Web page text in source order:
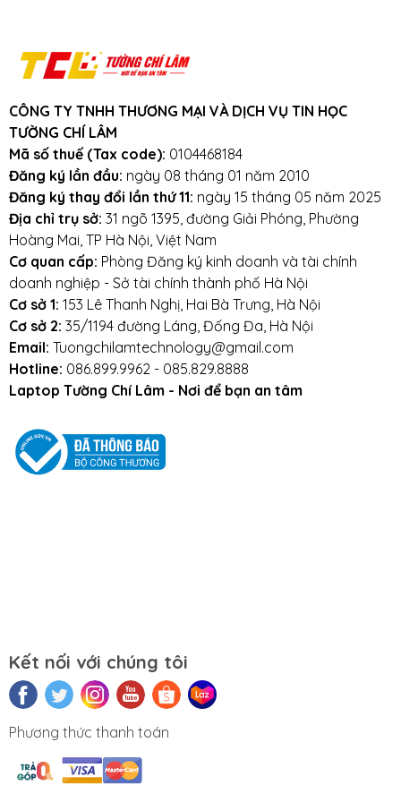
pin chết, pin k sạc được
Khuyến mãi: Hỗ trợ phí ship cho đơn
3km.
Cam kết:
chất lượng cao. Với tiêu chí chất lượng là
hàng đầu, chúng thôi cam kết không bán
hàng kém chất lượng, gây ảnh hưởng
đến laptop của khách hàng.Tường Chí
Lâm
– Điểm 10 cho sự tin cậy
Lưu ý khi sử dụng pin laptop:
Tránh pin bị va đập, rơi vỡ, móp méo, tác
động vật lý bên ngoài vào
Tránh pin tiếp xúc với nước.
Tắt các ứng dụng không cần thiết khi sử dụng
laptop.
Địa chỉ: Số 153 Lê Thanh Nghị- Phường
Đồng Tâm- Quận Hai Bà Trưng- Hà Nội.
Website:https://tuongchilam.com
CÔNG TY TNHH THƯƠNG MẠI VÀ DỊCH VỤ TIN HỌC
TƯỜNG CHÍ LÂM
Mã số thuế (Tax code): 0104468184
Đăng ký lần đầu: ngày 08 tháng 01 năm 2010
Đăng ký thay đổi lần thứ 11: ngày 15 tháng 05 năm 2025
Địa chỉ trụ sở: 31 ngõ 1395, đường Giải Phóng, Phường
Hoàng Mai, TP Hà Nội, Việt Nam
Cơ quan cấp: Phòng Đăng ký kinh doanh và tài chính
doanh nghiệp - Sở tài chính thành phố Hà Nội
Cơ sở 1: 153 Lê Thanh Nghị, Hai Bà Trưng, Hà Nội
Cơ sở 2: 35/1194 đường Láng, Đống Đa, Hà Nội
Email: Tuongchilamtechnology@gmail.com
Hotline: 086.899.9962 - 085.829.8888
Laptop Tường Chí Lâm - Nơi để bạn an tâm
Kết nối với chúng tôi
Phương thức thanh toán